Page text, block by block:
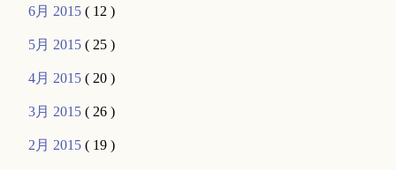
6月 2015( 12 )
5月 2015( 25 )
4月 2015( 20 )
3月 2015( 26 )
2月 2015( 19 )